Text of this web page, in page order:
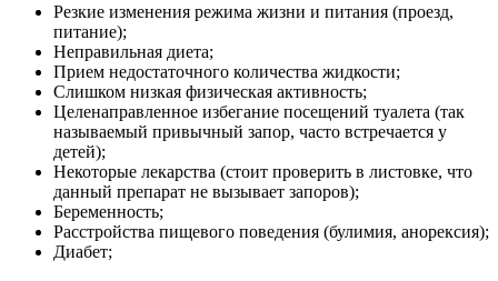
Резкие изменения режима жизни и питания (проезд,
питание);
Неправильная диета;
Прием недостаточного количества жидкости;
Слишком низкая физическая активность;
Целенаправленное избегание посещений туалета (так
называемый привычный запор, часто встречается у
детей);
Некоторые лекарства (стоит проверить в листовке, что
данный препарат не вызывает запоров);
Беременность;
Расстройства пищевого поведения (булимия, анорексия);
Диабет;